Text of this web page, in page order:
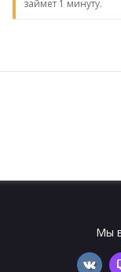
займет 1 минуту.
Мы